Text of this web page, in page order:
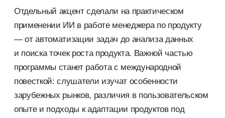
Отдельный акцент сделали на практическом
применении ИИ в работе менеджера по продукту
— от автоматизации задач до анализа данных
и поиска точек роста продукта. Важной частью
программы станет работа с международной
повесткой: слушатели изучат особенности
зарубежных рынков, различия в пользовательском
опыте и подходы к адаптации продуктов под